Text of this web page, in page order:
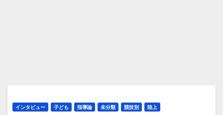
インタビュー 子ども 指導論 未分類 競技別 陸上